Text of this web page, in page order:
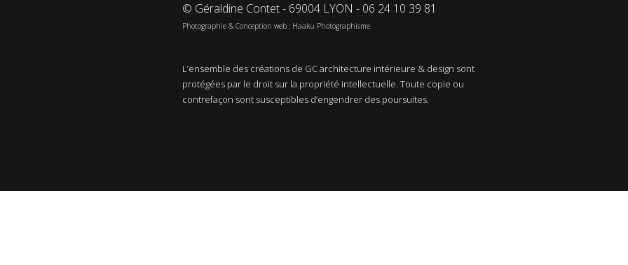
© Géraldine Contet - 69004 LYON - 06 24 10 39 81
Photographie & Conception web : Haaku Photographisme
L’ensemble des créations de GC architecture intérieure & design sont
protégées par le droit sur la propriété intellectuelle. Toute copie ou
contrefaçon sont susceptibles d’engendrer des poursuites.